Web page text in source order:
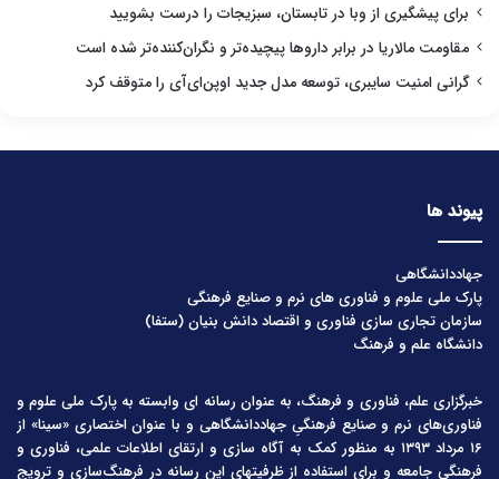
برای پیشگیری از وبا در تابستان، سبزیجات را درست بشویید
مقاومت مالاریا در برابر داروها پیچیده‌تر و نگران‌کننده‌تر شده است
گرانی امنیت سایبری، توسعه مدل جدید اوپن‌ای‌آی را متوقف کرد
پیوند ها
جهاددانشگاهی
پارک ملی علوم و فناوری های نرم و صنایع فرهنگی
سازمان تجاری سازی فناوری و اقتصاد دانش بنیان (ستفا)
دانشگاه علم و فرهنگ
خبرگزاری علم، فناوری و فرهنگ، به عنوان رسانه ای وابسته به پارک ملی علوم و
فناوری‌های نرم و صنایع فرهنگیِ جهاددانشگاهی و با عنوان اختصاری «سینا» از
۱۶ مرداد ۱۳۹۳ به منظور کمک به آگاه سازی و ارتقای اطلاعات علمی، فناوری و
فرهنگی جامعه و برای استفاده از ظرفیتهای این رسانه در فرهنگ‌سازی و ترویج